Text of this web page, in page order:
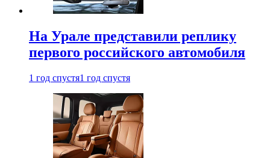
На Урале представили реплику
первого российского автомобиля
1 год спустя1 год спустя